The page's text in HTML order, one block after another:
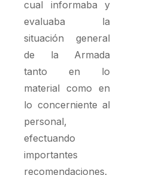
cual informaba y
evaluaba la
situación general
de la Armada
tanto en lo
material como en
lo concerniente al
personal,
efectuando
importantes
recomendaciones.